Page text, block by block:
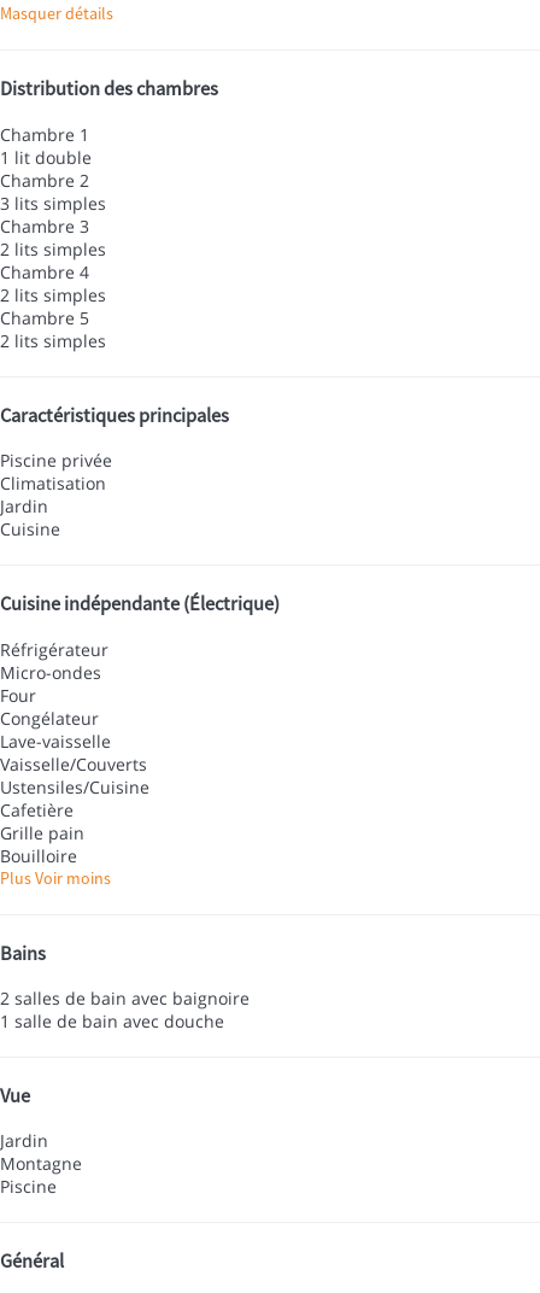
Masquer détails
Distribution des chambres
Chambre 1
1 lit double
Chambre 2
3 lits simples
Chambre 3
2 lits simples
Chambre 4
2 lits simples
Chambre 5
2 lits simples
Caractéristiques principales
Piscine privée
Climatisation
Jardin
Cuisine
Cuisine indépendante (Électrique)
Réfrigérateur
Micro-ondes
Four
Congélateur
Lave-vaisselle
Vaisselle/Couverts
Ustensiles/Cuisine
Cafetière
Grille pain
Bouilloire
PlusVoir moins
Bains
2 salles de bain avec baignoire
1 salle de bain avec douche
Vue
Jardin
Montagne
Piscine
Général